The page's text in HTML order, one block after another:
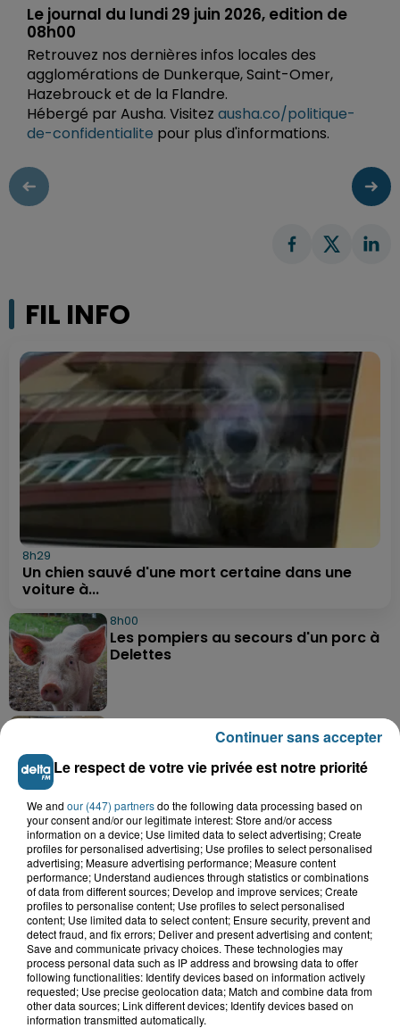
Le journal du lundi 29 juin 2026, edition de
08h00
Retrouvez nos dernières infos locales des
agglomérations de Dunkerque, Saint-Omer,
Hazebrouck et de la Flandre.
Hébergé par Ausha. Visitez ausha.co/politique-
de-confidentialite pour plus d'informations.
FIL INFO
8h29
Un chien sauvé d'une mort certaine dans une
voiture à...
8h00
Les pompiers au secours d'un porc à
Delettes
7 août 2026
Hazebrouck : bientôt une Maison
France Services "pour rapporter des...
7 août 2026
Inquiétude à Arques : Mathieu, 30 ans,
activement recherché
7 août 2026
Foot, Boulogne-sur-Mer : Grégory Thil,
un directeur sportif à...
Le respect de votre vie privée est notre priorité
We and our (447) partnersdo the following data processing based on
your consent and/or our legitimate interest: Store and/or access
information on a device; Use limited data to select advertising; Create
profiles for personalised advertising; Use profiles to select personalised
advertising; Measure advertising performance; Measure content
performance; Understand audiences through statistics or combinations
of data from different sources; Develop and improve services; Create
profiles to personalise content; Use profiles to select personalised
content; Use limited data to select content; Ensure security, prevent and
detect fraud, and fix errors; Deliver and present advertising and content;
Save and communicate privacy choices. These technologies may
process personal data such as IP address and browsing data to offer
following functionalities: Identify devices based on information actively
requested; Use precise geolocation data; Match and combine data from
other data sources; Link different devices; Identify devices based on
information transmitted automatically.
Continuer sans accepter